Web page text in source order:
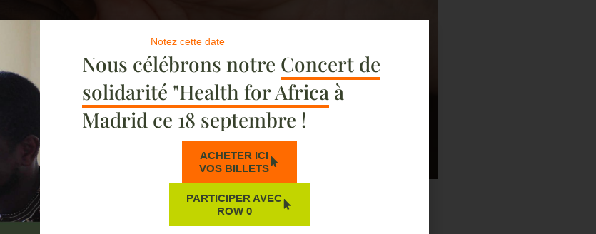
des vies
Notez cette date
Nous célébrons notre Concert de
solidarité "Health for Africa à
Madrid ce 18 septembre !
ACHETER ICI
VOS BILLETS
PARTICIPER AVEC
ROW 0